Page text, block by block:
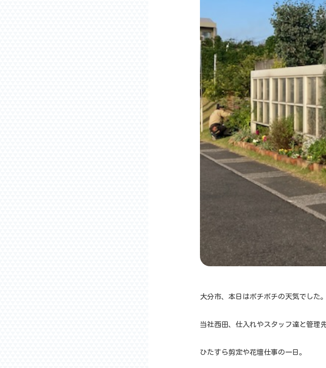
大分市、本日はボチボチの天気でした。
当社西田、仕入れやスタッフ達と管理
ひたすら剪定や花壇仕事の一日。